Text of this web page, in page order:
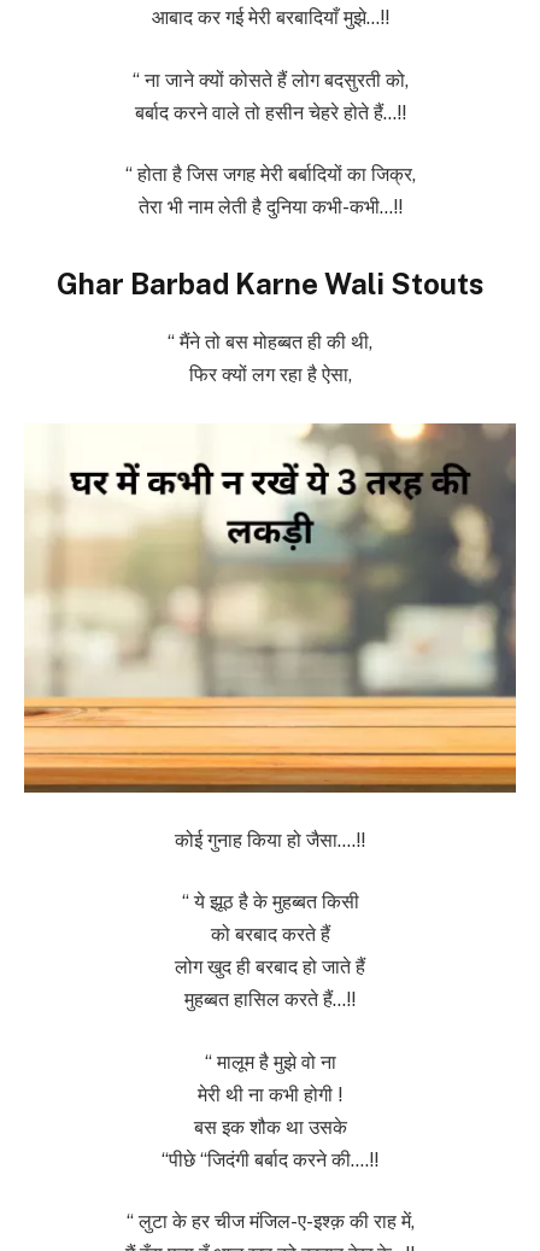
आबाद कर गई मेरी बरबादियाँ मुझे…!!
“ ना जाने क्यों कोसते हैं लोग बदसुरती को,
बर्बाद करने वाले तो हसीन चेहरे होते हैं…!!
“ होता है जिस जगह मेरी बर्बादियों का जिक्र,
तेरा भी नाम लेती है दुनिया कभी-कभी…!!
Ghar Barbad Karne Wali Stouts
“ मैंने तो बस मोहब्बत ही की थी,
फिर क्यों लग रहा है ऐसा,
कोई गुनाह किया हो जैसा….!!
“ ये झूठ है के मुहब्बत किसी
को बरबाद करते हैं
लोग खुद ही बरबाद हो जाते हैं
मुहब्बत हासिल करते हैं…!!
“ मालूम है मुझे वो ना
मेरी थी ना कभी होगी !
बस इक शौक था उसके
“पीछे “जिदंगी बर्बाद करने की….!!
“ लुटा के हर चीज मंजिल-ए-इश्क़ की राह में,